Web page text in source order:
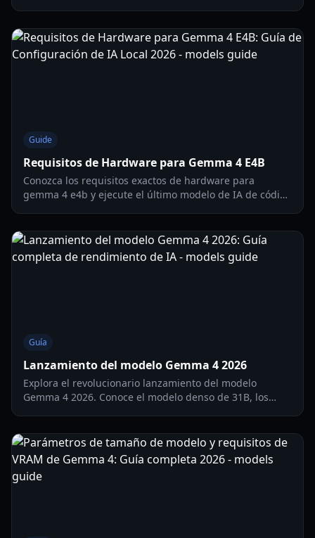
2026.
Guide
Requisitos de Hardware para Gemma 4 E4B
Conozca los requisitos exactos de hardware para
gemma 4 e4b y ejecute el último modelo de IA de código
Guía
Lanzamiento del modelo Gemma 4 2026
Explora el revolucionario lanzamiento del modelo
Gemma 4 2026. Conoce el modelo denso de 31B, los